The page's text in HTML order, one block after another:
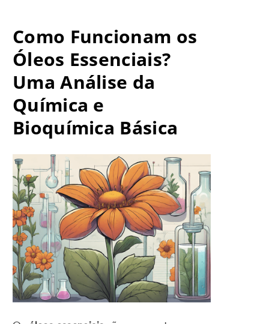
Como Funcionam os
Óleos Essenciais?
Uma Análise da
Química e
Bioquímica Básica